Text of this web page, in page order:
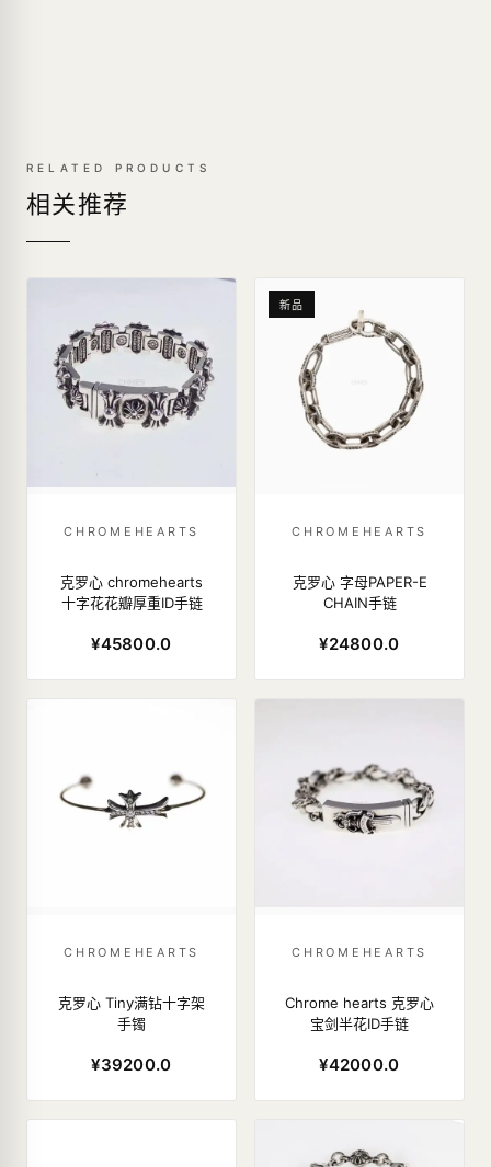
RELATED PRODUCTS
相关推荐
CHROMEHEARTS
克罗心 chromehearts
十字花花瓣厚重ID手链
¥45800.0
新品
CHROMEHEARTS
克罗心 字母PAPER-E
CHAIN手链
¥24800.0
CHROMEHEARTS
克罗心 Tiny满钻十字架
手镯
¥39200.0
CHROMEHEARTS
Chrome hearts 克罗心
宝剑半花ID手链
¥42000.0